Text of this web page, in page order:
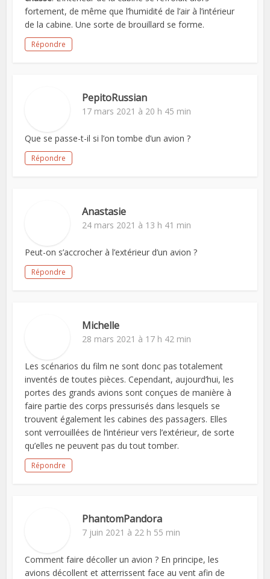
fortement, de même que l’humidité de l’air à l’intérieur
de la cabine. Une sorte de brouillard se forme.
Répondre
PepitoRussian
17 mars 2021 à 20 h 45 min
Que se passe-t-il si l’on tombe d’un avion ?
Répondre
Anastasie
24 mars 2021 à 13 h 41 min
Peut-on s’accrocher à l’extérieur d’un avion ?
Répondre
Michelle
28 mars 2021 à 17 h 42 min
Les scénarios du film ne sont donc pas totalement
inventés de toutes pièces. Cependant, aujourd’hui, les
portes des grands avions sont conçues de manière à
faire partie des corps pressurisés dans lesquels se
trouvent également les cabines des passagers. Elles
sont verrouillées de l’intérieur vers l’extérieur, de sorte
qu’elles ne peuvent pas du tout tomber.
Répondre
PhantomPandora
7 juin 2021 à 22 h 55 min
Comment faire décoller un avion ? En principe, les
avions décollent et atterrissent face au vent afin de